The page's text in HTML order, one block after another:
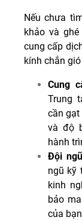
Nếu chưa
khảo và ghé
cung cấp
kính chắn
Cung
Trung
cần
và độ
hành
Đội
ngũ kỹ
kinh
bảo
của